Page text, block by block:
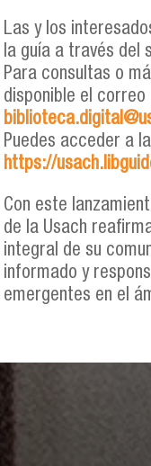
Las y los
la guía a través del
Para consultas o
disponible el
Puedes acceder a
https://
Con este
de la Usach
integral de su
informado y
emergentes en el